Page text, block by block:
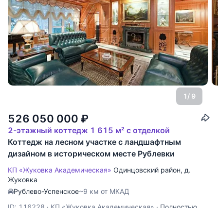
1/ 9
526 050 000 ₽
2-этажный коттедж 1 615 м² с отделкой
Коттедж на лесном участке с ландшафтным
дизайном в историческом месте Рублевки
КП «Жуковка Академическая» Одинцовский район, д.
Жуковка
Рублево-Успенское~9 км от МКАД